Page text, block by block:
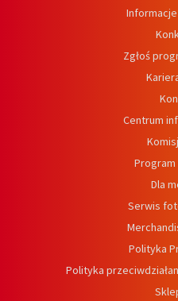
Zgłoś
Centrum
Dla
Serwis
Polityka
Polityka